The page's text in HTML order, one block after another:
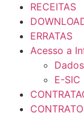
RECEITAS
ERRATAS
Acesso a
E-SIC